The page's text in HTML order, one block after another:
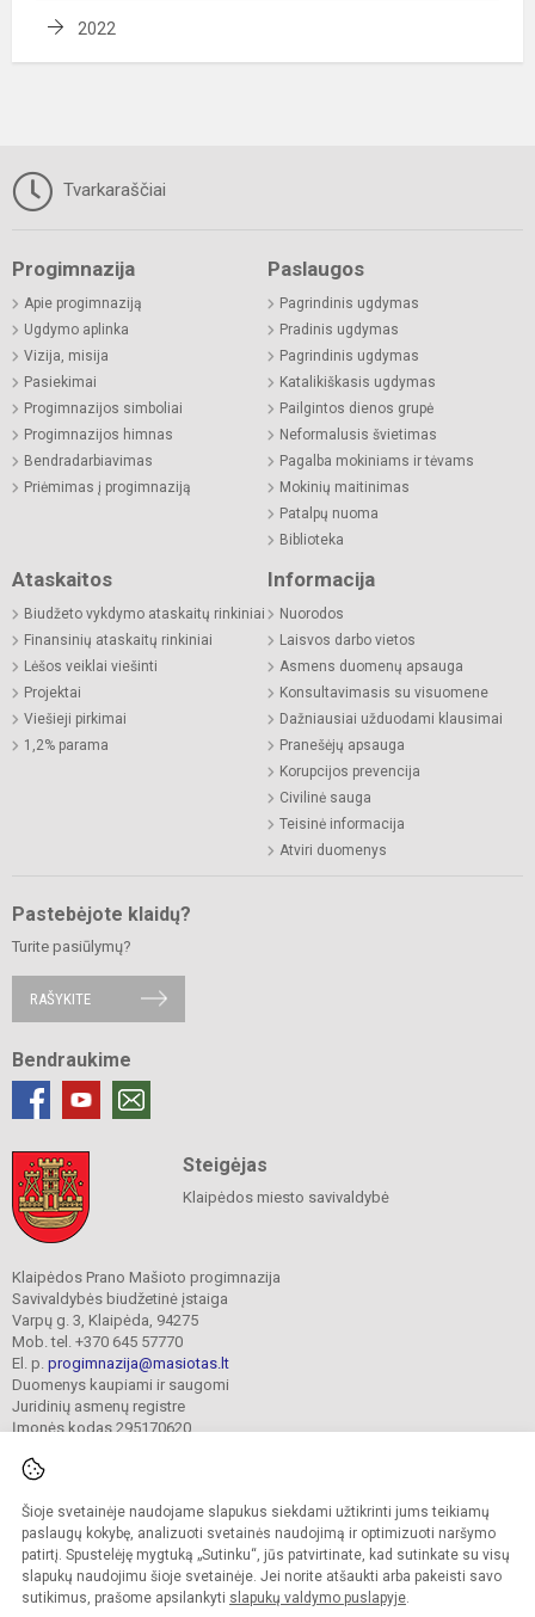
Šioje svetainėje naudojame slapukus siekdami užtikrinti jums teikiamų
paslaugų kokybę, analizuoti svetainės naudojimą ir optimizuoti naršymo
patirtį. Spustelėję mygtuką „Sutinku“, jūs patvirtinate, kad sutinkate su visų
slapukų naudojimu šioje svetainėje. Jei norite atšaukti arba pakeisti savo
sutikimus, prašome apsilankyti slapukų valdymo puslapyje.
2022
Tvarkaraščiai
Progimnazija
Apie progimnaziją
Ugdymo aplinka
Vizija, misija
Pasiekimai
Progimnazijos simboliai
Progimnazijos himnas
Bendradarbiavimas
Priėmimas į progimnaziją
Paslaugos
Pagrindinis ugdymas
Pradinis ugdymas
Pagrindinis ugdymas
Katalikiškasis ugdymas
Pailgintos dienos grupė
Neformalusis švietimas
Pagalba mokiniams ir tėvams
Mokinių maitinimas
Patalpų nuoma
Biblioteka
Ataskaitos
Biudžeto vykdymo ataskaitų rinkiniai
Finansinių ataskaitų rinkiniai
Lėšos veiklai viešinti
Projektai
Viešieji pirkimai
1,2% parama
Informacija
Nuorodos
Laisvos darbo vietos
Asmens duomenų apsauga
Konsultavimasis su visuomene
Dažniausiai užduodami klausimai
Pranešėjų apsauga
Korupcijos prevencija
Civilinė sauga
Teisinė informacija
Atviri duomenys
Pastebėjote klaidų?
Turite pasiūlymų?
RAŠYKITE
Bendraukime
Steigėjas
Klaipėdos miesto savivaldybė
Klaipėdos Prano Mašioto progimnazija
Savivaldybės biudžetinė įstaiga
Varpų g. 3, Klaipėda, 94275
Mob. tel. +370 645 57770
El. p. progimnazija@masiotas.lt
Duomenys kaupiami ir saugomi
Juridinių asmenų registre
Įmonės kodas 295170620
© 2022. Klaipėdos Prano Mašioto progimnazija. Visos teisės saugomos.
Kopijuoti turinį be raštiško įstaigos administracijos sutikimo griežtai draudžiama.
Prieinamumo paraiška Slapukų valdymas
Sumanus būdas atnaujinti